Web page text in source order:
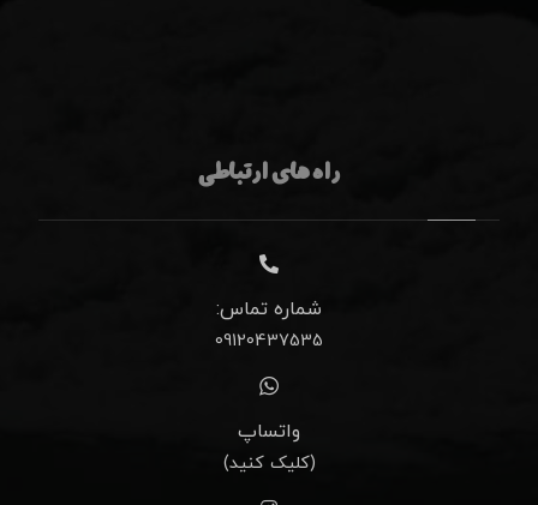
راه های ارتباطی
شماره تماس:
09120437535
واتساپ
(کلیک کنید)